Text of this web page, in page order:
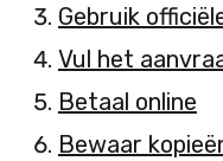
Gebruik
Vul het
Betaal online
Bewaar